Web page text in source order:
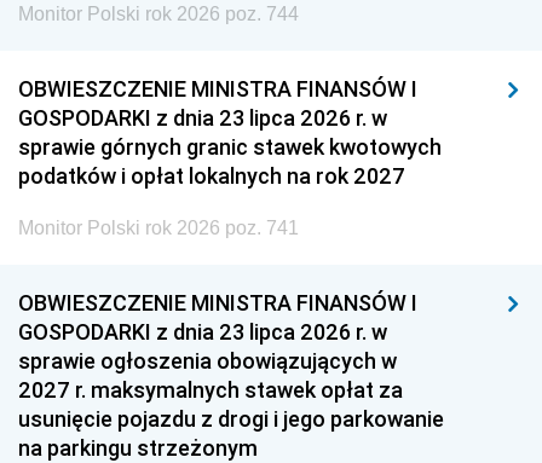
Monitor Polski rok 2026 poz. 744
OBWIESZCZENIE MINISTRA FINANSÓW I
GOSPODARKI z dnia 23 lipca 2026 r. w
sprawie górnych granic stawek kwotowych
podatków i opłat lokalnych na rok 2027
Monitor Polski rok 2026 poz. 741
OBWIESZCZENIE MINISTRA FINANSÓW I
GOSPODARKI z dnia 23 lipca 2026 r. w
sprawie ogłoszenia obowiązujących w
2027 r. maksymalnych stawek opłat za
usunięcie pojazdu z drogi i jego parkowanie
na parkingu strzeżonym